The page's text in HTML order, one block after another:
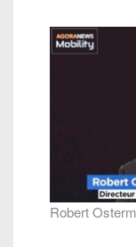
Robert